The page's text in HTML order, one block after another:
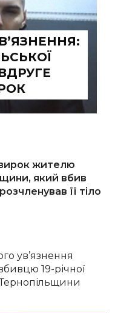
жителю
який вбив
її тіло
ув’язнення
19-річної